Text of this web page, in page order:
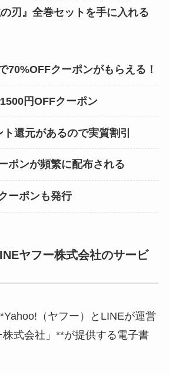
刃 』全巻セットを手に入れる
70%OFFクーポンがもらえる！
円OFFクーポン
還元があるので実質割引
ポンが頻繁に配布される
ーポンも発行
ヤフー株式会社のサービ
（ヤフー）とLINEが運営
式会社」**が提供する電子書